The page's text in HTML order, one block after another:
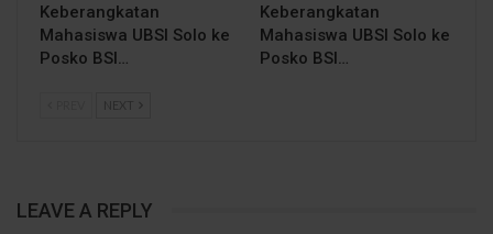
Keberangkatan
Mahasiswa UBSI Solo ke
Posko BSI…
Keberangkatan
Mahasiswa UBSI Solo ke
Posko BSI…
NEXT
LEAVE A REPLY